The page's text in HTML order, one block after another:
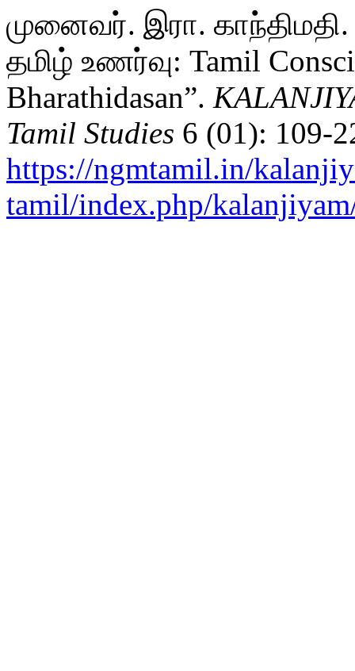
முனைவர். இரா. காந்திமதி.
தமிழ் உணர்வு: Tamil
Bharathidasan”.
Tamil Studies 6 (01): 109-
https://ngmtamil.in/
tamil/index.php/